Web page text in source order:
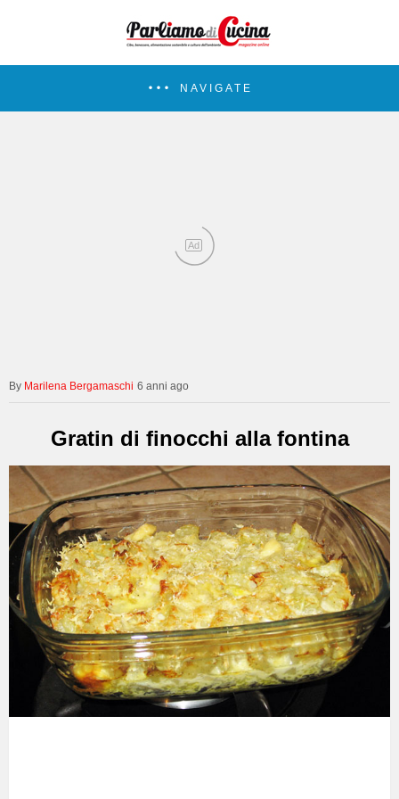
NAVIGATE
Ad
Marilena Bergamaschi 6 anni ago
Gratin di finocchi alla fontina